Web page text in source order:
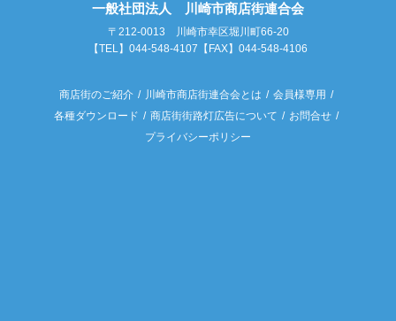
一般社団法人 川崎市商店街連合会
〒212-0013 川崎市幸区堀川町66-20
【TEL】044-548-4107【FAX】044-548-4106
商店街のご紹介 川崎市商店街連合会とは
会員様専用
各種ダウンロード
商店街街路灯広告について
お問合せ
プライバシーポリシー